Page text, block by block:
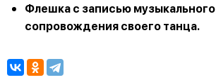
Флешка с записью музыкального
сопровождения своего танца.